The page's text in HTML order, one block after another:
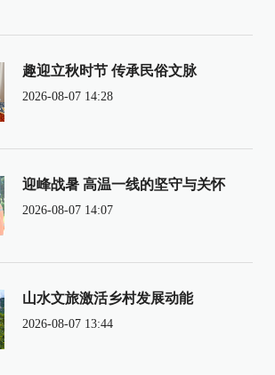
趣迎立秋时节 传承民俗文脉
2026-08-07 14:28
迎峰战暑 高温一线的坚守与关怀
2026-08-07 14:07
山水文旅激活乡村发展动能
2026-08-07 13:44